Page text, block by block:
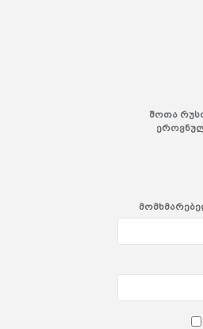
შოთა